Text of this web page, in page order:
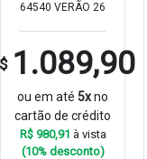
64540 VERÃO 26
1.089,90
ou em até5xno
cartão de crédito
R$ 980,91 à vista
(10% desconto)